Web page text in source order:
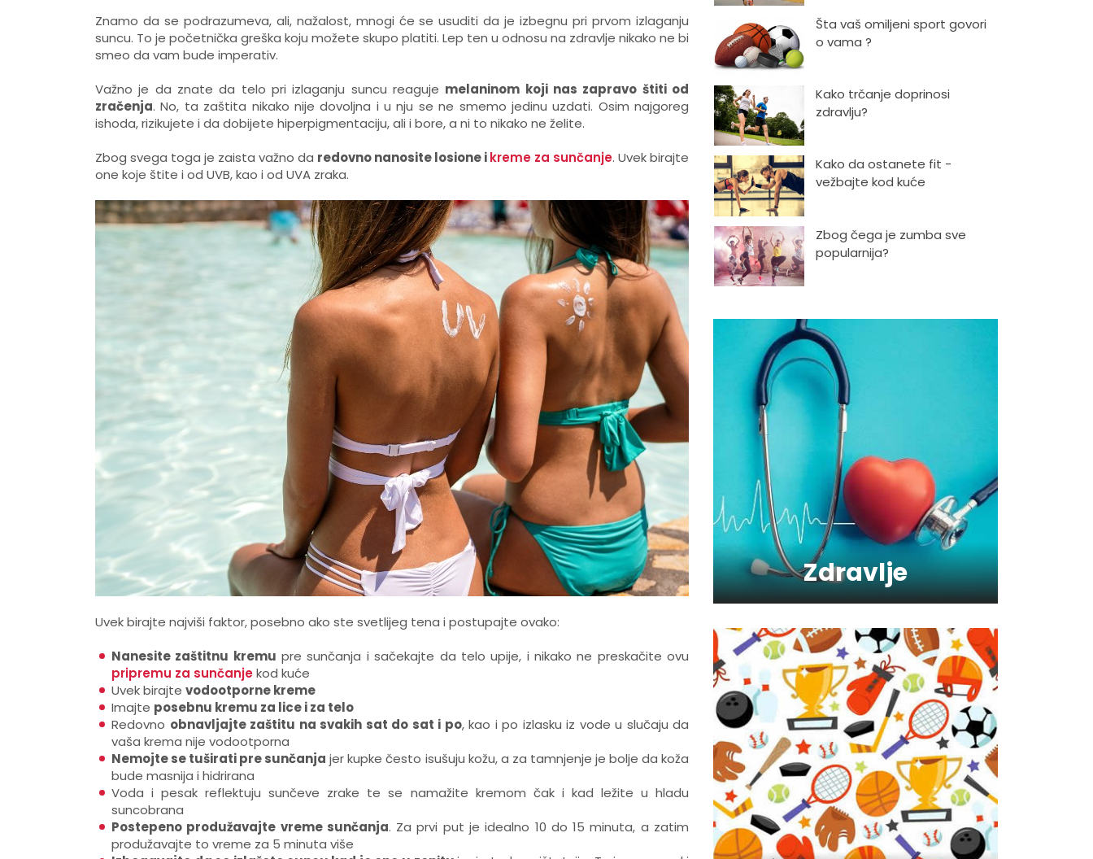
Znamo da se podrazumeva, ali, nažalost, mnogi će se usuditi da je izbegnu pri prvom izlaganju
suncu. To je početnička greška koju možete skupo platiti. Lep ten u odnosu na zdravlje nikako ne bi
smeo da vam bude imperativ.
Važno je da znate da telo pri izlaganju suncu reaguje melaninom koji nas zapravo štiti od
zračenja. No, ta zaštita nikako nije dovoljna i u nju se ne smemo jedinu uzdati. Osim najgoreg
ishoda, rizikujete i da dobijete hiperpigmentaciju, ali i bore, a ni to nikako ne želite.
Zbog svega toga je zaista važno da redovno nanosite losione ikreme za sunčanje. Uvek birajte
one koje štite i od UVB, kao i od UVA zraka.
Uvek birajte najviši faktor, posebno ako ste svetlijeg tena i postupajte ovako:
Nanesite zaštitnu kremu pre sunčanja i sačekajte da telo upije, i nikako ne preskačite ovu
pripremu za sunčanjekod kuće
Uvek birajte vodootporne kreme
Imajte posebnu kremu za lice i za telo
Redovno obnavljajte zaštitu na svakih sat do sat i po, kao i po izlasku iz vode u slučaju da
vaša krema nije vodootporna
Nemojte se tuširati pre sunčanja jer kupke često isušuju kožu, a za tamnjenje je bolje da koža
bude masnija i hidrirana
Voda i pesak reflektuju sunčeve zrake te se namažite kremom čak i kad ležite u hladu
suncobrana
Postepeno produžavajte vreme sunčanja. Za prvi put je idealno 10 do 15 minuta, a zatim
produžavajte to vreme za 5 minuta više
Šta vaš omiljeni sport govori
o vama ?
Kako trčanje doprinosi
zdravlju?
Kako da ostanete fit -
vežbajte kod kuće
Zbog čega je zumba sve
popularnija?
Skijanje pa plivanje, idealne
aktivnosti na raspustu u
Sloveniji
Ishrana profesionalnih
sportista
Kako da oporavimo kožu
nakon zime?
Koliko je šećer (ne)zdrav?
Saveti za jutranji trening
Šta vaš omiljeni sport govori
o vama ?
Kako trčanje doprinosi
zdravlju?
Zdravlje